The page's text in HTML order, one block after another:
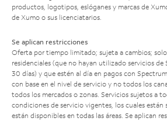
productos, logotipos, eslóganes y marcas de
de Xumo o sus licenciatarios.
Se aplican restricciones
Oferta por tiempo limitado; sujeta a cambios;
residenciales (que no hayan utilizado servicios
30 días) y que estén al día en pagos con
con base en el nivel de servicio y no todos los
todos los mercados o zonas. Servicios sujetos a
condiciones de servicio vigentes, los cuales están
están disponibles en todas las áreas. Se aplican